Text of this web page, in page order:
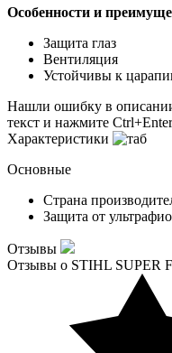
Особенности и
Защита глаз
Вентиляция
Устойчивы к
Нашли ошибку в
текст и нажмите Ctrl+Enter
Характеристики
Основные
Страна
Защита от
Отзывы
Отзывы о STIHL SUPER